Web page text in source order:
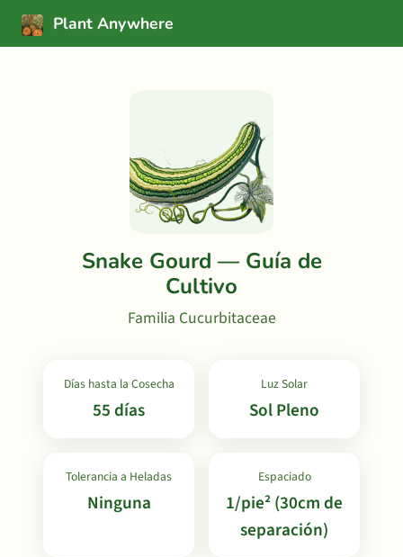
Plant Anywhere
Snake Gourd — Guía de
Cultivo
Familia Cucurbitaceae
Días hasta la Cosecha
55 días
Luz Solar
Sol Pleno
Tolerancia a Heladas
Ninguna
Espaciado
1/pie² (30cm de
separación)